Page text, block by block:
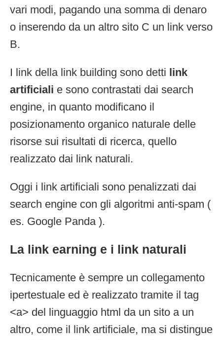
vari modi, pagando una somma di denaro
o inserendo da un altro sito C un link verso
B.
I link della link building sono detti link
artificiali e sono contrastati dai search
engine, in quanto modificano il
posizionamento organico naturale delle
risorse sui risultati di ricerca, quello
realizzato dai link naturali.
Oggi i link artificiali sono penalizzati dai
search engine con gli algoritmi anti-spam (
es. Google Panda ).
La link earning e i link naturali
Tecnicamente è sempre un collegamento
ipertestuale ed è realizzato tramite il tag
<a> del linguaggio html da un sito a un
altro, come il link artificiale, ma si distingue